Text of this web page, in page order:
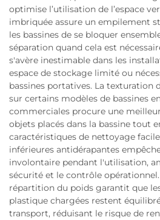
optimise l’utilisation de l’espace
imbriquée assure un empilement
les bassines de se bloquer
séparation quand cela est
s'avère inestimable dans les
espace de stockage limité ou
bassines portatives. La texturation
sur certains modèles de bassines
commerciales procure une
objets placés dans la bassine tout
caractéristiques de nettoyage
inférieures antidérapantes
involontaire pendant l'utilisation,
sécurité et le contrôle
répartition du poids garantit que
plastique chargées restent
transport, réduisant le risque de